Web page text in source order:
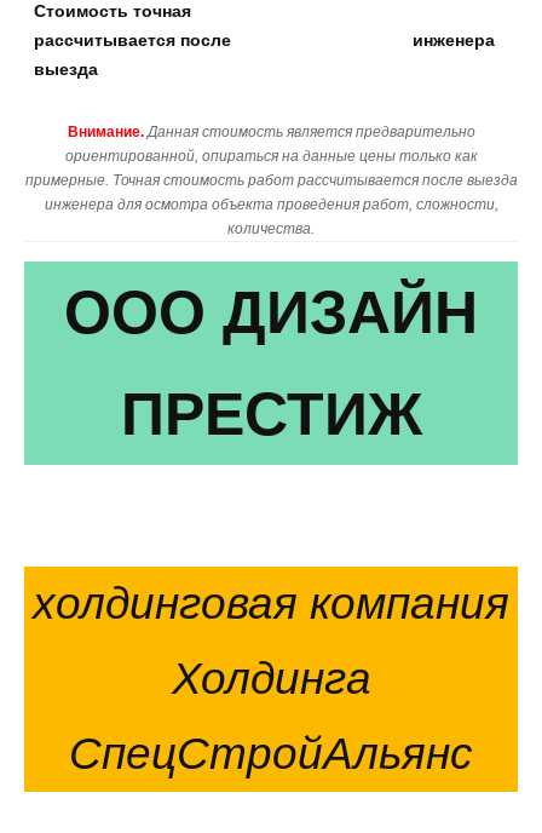
Стоимость точная
рассчитывается после
выезда
инженера
Внимание. Данная стоимость является предварительно
ориентированной, опираться на данные цены только как
примерные. Точная стоимость работ рассчитывается после выезда
инженера для осмотра объекта проведения работ, сложности,
количества.
ООО ДИЗАЙН
ПРЕСТИЖ
холдинговая компания
Холдинга
СпецСтройАльянс